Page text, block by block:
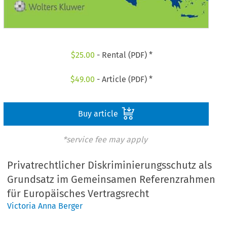
$25.00 - Rental (PDF) *
$49.00 - Article (PDF) *
Buy article
*service fee may apply
Privatrechtlicher Diskriminierungsschutz als
Grundsatz im Gemeinsamen Referenzrahmen
für Europäisches Vertragsrecht
Victoria Anna Berger